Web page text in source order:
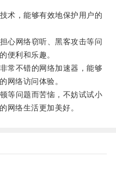
，能够有效地保护用户的
网络窃听、黑客攻击等问
便利和乐趣。
不错的网络加速器，能够
网络访问体验。
问题而苦恼，不妨试试小
网络生活更加美好。